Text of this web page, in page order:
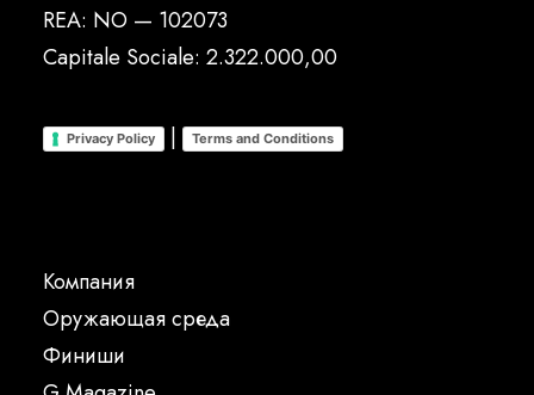
REA: NO — 102073
Capitale Sociale: 2.322.000,00
Privacy Policy | Terms and Conditions
Компания
Oружающая среда
Финиши